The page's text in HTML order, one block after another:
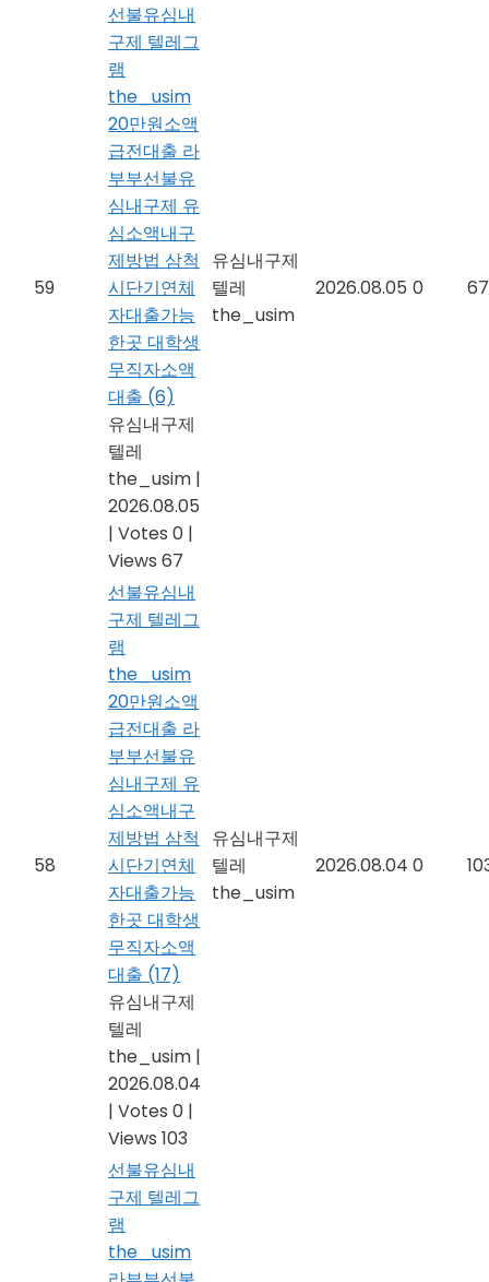
59
선불유심내
구제 텔레그
램
the_usim
20만원소액
급전대출 라
부부선불유
심내구제 유
심소액내구
제방법 삼척
시단기연체
자대출가능
한곳 대학생
무직자소액
대출 (6)
유심내구제
텔레
the_usim |
2026.08.05
| Votes 0 |
Views 67
유심내구제
텔레
the_usim
2026.08.05 0 67
58
선불유심내
구제 텔레그
램
the_usim
20만원소액
급전대출 라
부부선불유
심내구제 유
심소액내구
제방법 삼척
시단기연체
자대출가능
한곳 대학생
무직자소액
대출 (17)
유심내구제
텔레
the_usim |
2026.08.04
| Votes 0 |
Views 103
유심내구제
텔레
the_usim
2026.08.04 0
선불유심내
구제 텔레그
램
the_usim